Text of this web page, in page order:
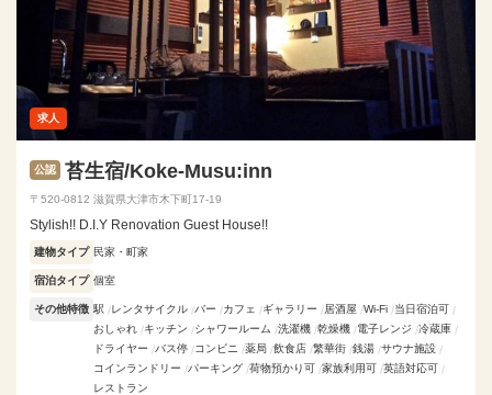
公認 苔生宿/Koke-Musu:inn
〒520-0812 滋賀県大津市木下町17-19
Stylish!! D.I.Y Renovation Guest House!!
建物タイプ 民家・町家
宿泊タイプ 個室
その他特徴 駅 レンタサイクル バー カフェ ギャラリー 居酒屋 Wi-Fi
当日宿泊可
おしゃれ
キッチン シャワールーム 洗濯機 乾燥機 電子レンジ
冷蔵庫
ドライヤー
バス停 コンビニ 薬局 飲食店 繁華街 銭湯 サウナ施設
コインランドリー
パーキング 荷物預かり可 家族利用可 英語対応可
レストラン
求人